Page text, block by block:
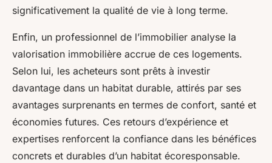
significativement la qualité de vie à long terme.
Enfin, un professionnel de l’immobilier analyse la
valorisation immobilière accrue de ces logements.
Selon lui, les acheteurs sont prêts à investir
davantage dans un habitat durable, attirés par ses
avantages surprenants en termes de confort, santé et
économies futures. Ces retours d’expérience et
expertises renforcent la confiance dans les bénéfices
concrets et durables d’un habitat écoresponsable.